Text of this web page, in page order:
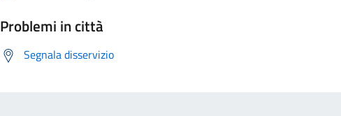
Problemi in città
Segnala disservizio